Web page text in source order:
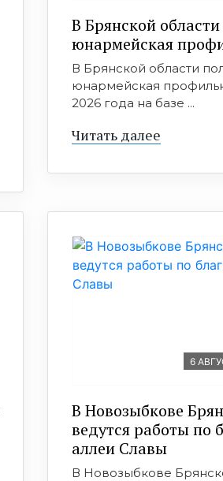
В Брянской
юнармейская
В Брянской области
юнармейская
2026 года на базе ...
Читать далее
6
В Новозыбкове
ведутся работы по
аллеи Славы
В Новозыбкове